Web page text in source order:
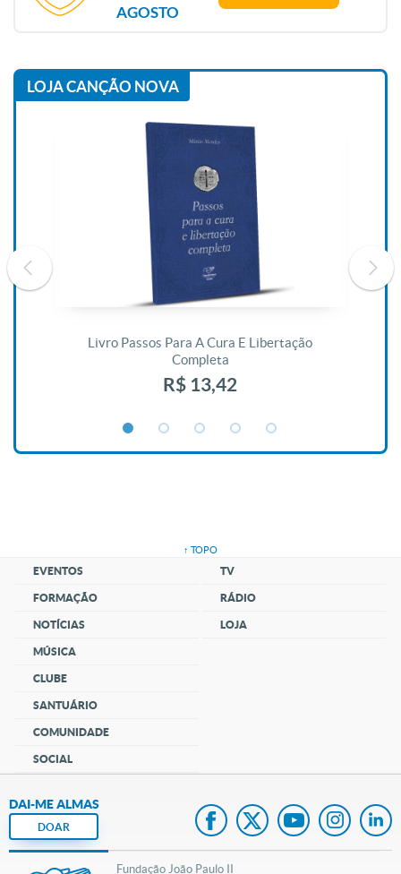
AGOSTO
LOJA CANÇÃO NOVA
Livro Passos Para A Cura E Libertação
Completa
R$ 13,42
↑ TOPO
EVENTOS
FORMAÇÃO
NOTÍCIAS
MÚSICA
CLUBE
SANTUÁRIO
COMUNIDADE
SOCIAL
TV
RÁDIO
LOJA
DAI-ME ALMAS
DOAR
Fundação João Paulo II